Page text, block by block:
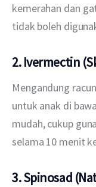
kemerahan dan
tidak boleh
2. Ivermectin
Mengandung
untuk anak di
mudah, cukup
selama 10 menit
3. Spinosad